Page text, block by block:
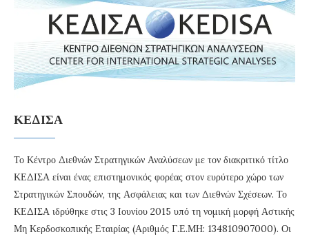
ΚΕΔΙΣΑ
Το Κέντρο Διεθνών Στρατηγικών Αναλύσεων με τον διακριτικό τίτλο
ΚΕΔΙΣΑ είναι ένας επιστημονικός φορέας στον ευρύτερο χώρο των
Στρατηγικών Σπουδών, της Ασφάλειας και των Διεθνών Σχέσεων. Το
ΚΕΔΙΣΑ ιδρύθηκε στις 3 Ιουνίου 2015 υπό τη νομική μορφή Αστικής
Μη Κερδοσκοπικής Εταιρίας (Αριθμός Γ.Ε.ΜΗ: 134810907000). Οι